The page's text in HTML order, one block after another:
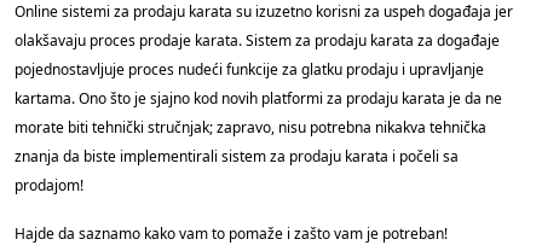
Online sistemi za prodaju karata su izuzetno korisni za uspeh događaja jer
olakšavaju proces prodaje karata. Sistem za prodaju karata za događaje
pojednostavljuje proces nudeći funkcije za glatku prodaju i upravljanje
kartama. Ono što je sjajno kod novih platformi za prodaju karata je da ne
morate biti tehnički stručnjak; zapravo, nisu potrebna nikakva tehnička
znanja da biste implementirali sistem za prodaju karata i počeli sa
prodajom!
Hajde da saznamo kako vam to pomaže i zašto vam je potreban!